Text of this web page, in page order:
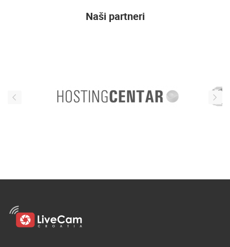
Naši partneri